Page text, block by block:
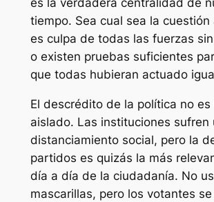
tiempo. Sea cual sea la
es culpa de todas las fuerzas
o existen pruebas suficientes
que todas hubieran actuado
El descrédito de la política no es
aislado. Las instituciones sufren
distanciamiento social, pero la
partidos es quizás la más
día a día de la ciudadanía. No
mascarillas, pero los votantes